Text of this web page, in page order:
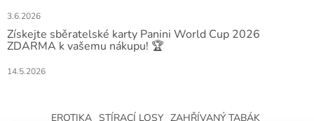
3.6.2026
Získejte sběratelské karty Panini World Cup 2026
ZDARMA k vašemu nákupu! 🏆
14.5.2026
EROTIKA STÍRACÍ LOSY ZAHŘÍVANÝ TABÁK